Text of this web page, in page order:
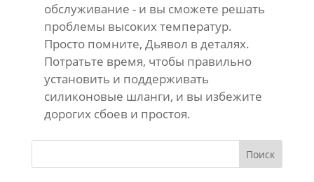
обслуживание - и вы сможете решать
проблемы высоких температур.
Просто помните, Дьявол в деталях.
Потратьте время, чтобы правильно
установить и поддерживать
силиконовые шланги, и вы избежите
дорогих сбоев и простоя.
Поиск